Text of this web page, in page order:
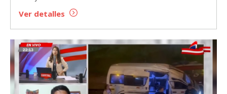
Ver detalles